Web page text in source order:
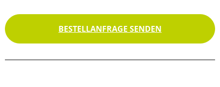
BESTELLANFRAGE SENDEN